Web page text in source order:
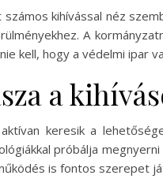
kihívással néz
A
kell, hogy a védelmi ipar
a
keresik a
próbálja
is fontos szerepet